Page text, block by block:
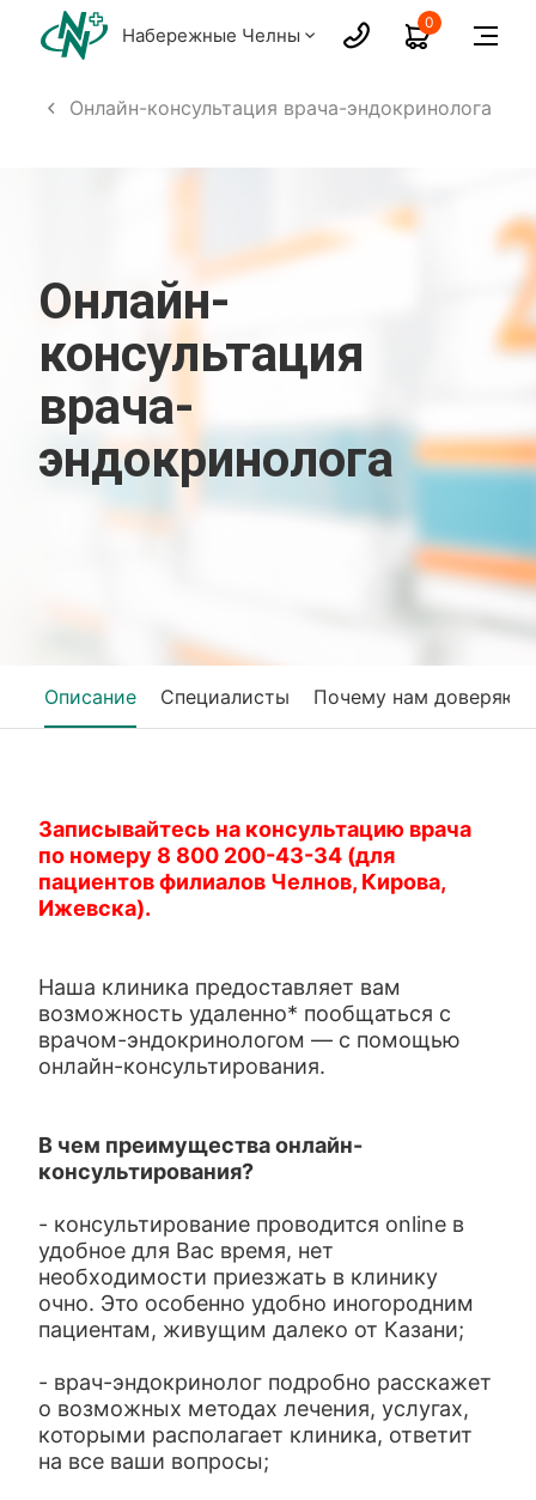
Набережные Челны
0
Онлайн-консультация врача-эндокринолога
Онлайн-
консультация
врача-
эндокринолога
Описание Специалисты Почему нам доверяют
Записывайтесь на консультацию врача
по номеру 8 800 200-43-34 (для
пациентов филиалов Челнов, Кирова,
Ижевска).
Наша клиника предоставляет вам
возможность удаленно* пообщаться с
врачом-эндокринологом — с помощью
онлайн-консультирования.
В чем преимущества онлайн-
консультирования?
- консультирование проводится online в
удобное для Вас время, нет
необходимости приезжать в клинику
очно. Это особенно удобно иногородним
пациентам, живущим далеко от Казани;
- врач-эндокринолог подробно расскажет
о возможных методах лечения, услугах,
которыми располагает клиника, ответит
на все ваши вопросы;